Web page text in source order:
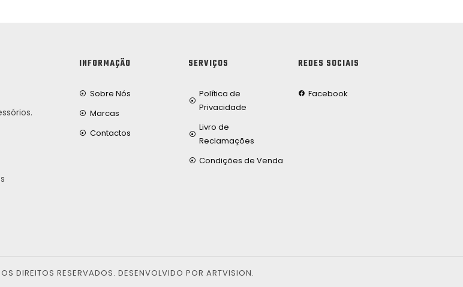
INFORMAÇÃO
Sobre Nós
Marcas
Contactos
SERVIÇOS
Política de
Privacidade
Livro de
Reclamações
Condições de Venda
REDES SOCIAIS
Facebook
DIREITOS RESERVADOS. DESENVOLVIDO POR ARTVISION.